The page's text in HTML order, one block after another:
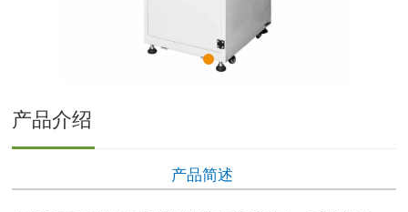
产品介绍
产品简述